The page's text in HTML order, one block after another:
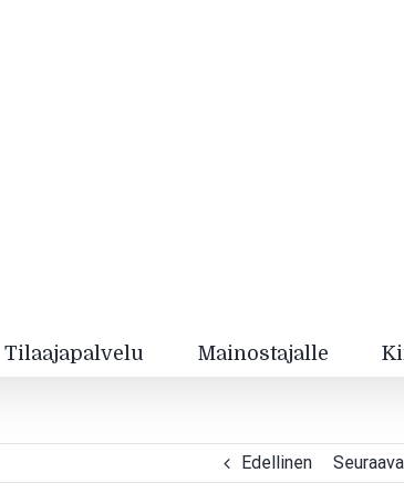
Tilaajapalvelu Mainostajalle
Edellinen Seuraava